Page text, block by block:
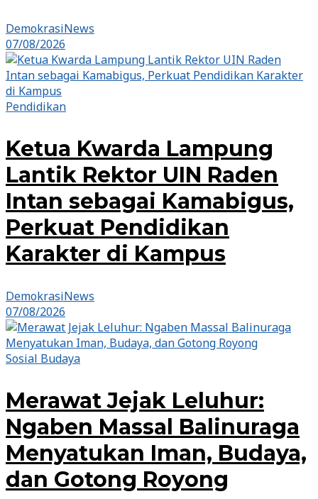
DemokrasiNews
07/08/2026
Pendidikan
Ketua Kwarda Lampung
Lantik Rektor UIN Raden
Intan sebagai Kamabigus,
Perkuat Pendidikan
Karakter di Kampus
DemokrasiNews
07/08/2026
Sosial Budaya
Merawat Jejak Leluhur:
Ngaben Massal Balinuraga
Menyatukan Iman, Budaya,
dan Gotong Royong